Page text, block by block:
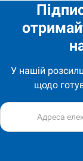
У нашій
щодо